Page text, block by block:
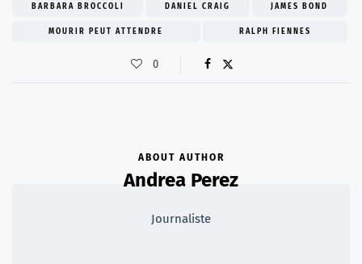
BARBARA BROCCOLI DANIEL CRAIG JAMES BOND
MOURIR PEUT ATTENDRE RALPH FIENNES
0
ABOUT AUTHOR
Andrea Perez
Journaliste